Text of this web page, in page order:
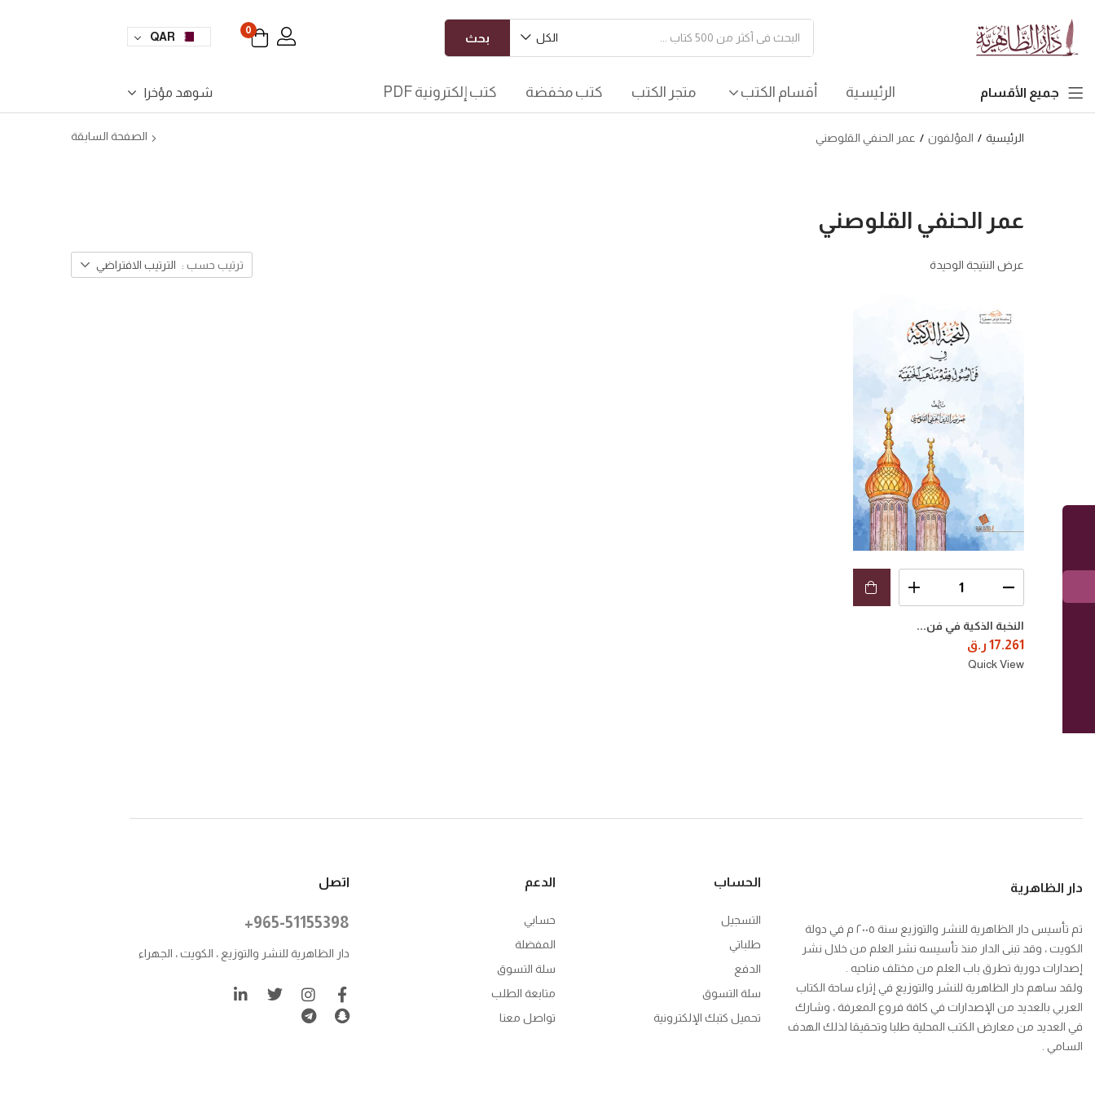
الكل بحث
0
QAR
جميع الأقسام الرئيسية أقسام الكتب متجر الكتب كتب مخفضة كتب إلكترونية PDF شوهد مؤخرا
الرئيسية المؤلفون عمر الحنفي القلوصني الصفحة السابقة
عمر الحنفي القلوصني
عرض النتيجة الوحيدة ترتيب حسب : الترتيب الافتراضي
النخبة الذكية في فن...
17.261 ر.ق
Quick View
دار الظاهرية
تم تأسيس دار الظاهرية للنشر والتوزيع سنة ٢٠٠٥ م في دولة
الكويت ، وقد تبنى الدار منذ تأسيسه نشر العلم من خلال نشر
إصدارات دورية تطرق باب العلم من مختلف مناحيه .
ولقد ساهم دار الظاهرية للنشر والتوزيع في إثراء ساحة الكتاب
العربي بالعديد من الإصدارات في كافة فروع المعرفة ، وشارك
في العديد من معارض الكتب المحلية طلبا وتحقيقا لذلك الهدف
السامي .
الحساب
التسجيل
طلباتي
الدفع
سلة التسوق
تحميل كتبك الإلكترونية
الدعم
حسابي
المفضلة
سلة التسوق
متابعة الطلب
تواصل معنا
اتصل
+965-51155398
دار الظاهرية للنشر والتوزيع ، الكويت ، الجهراء